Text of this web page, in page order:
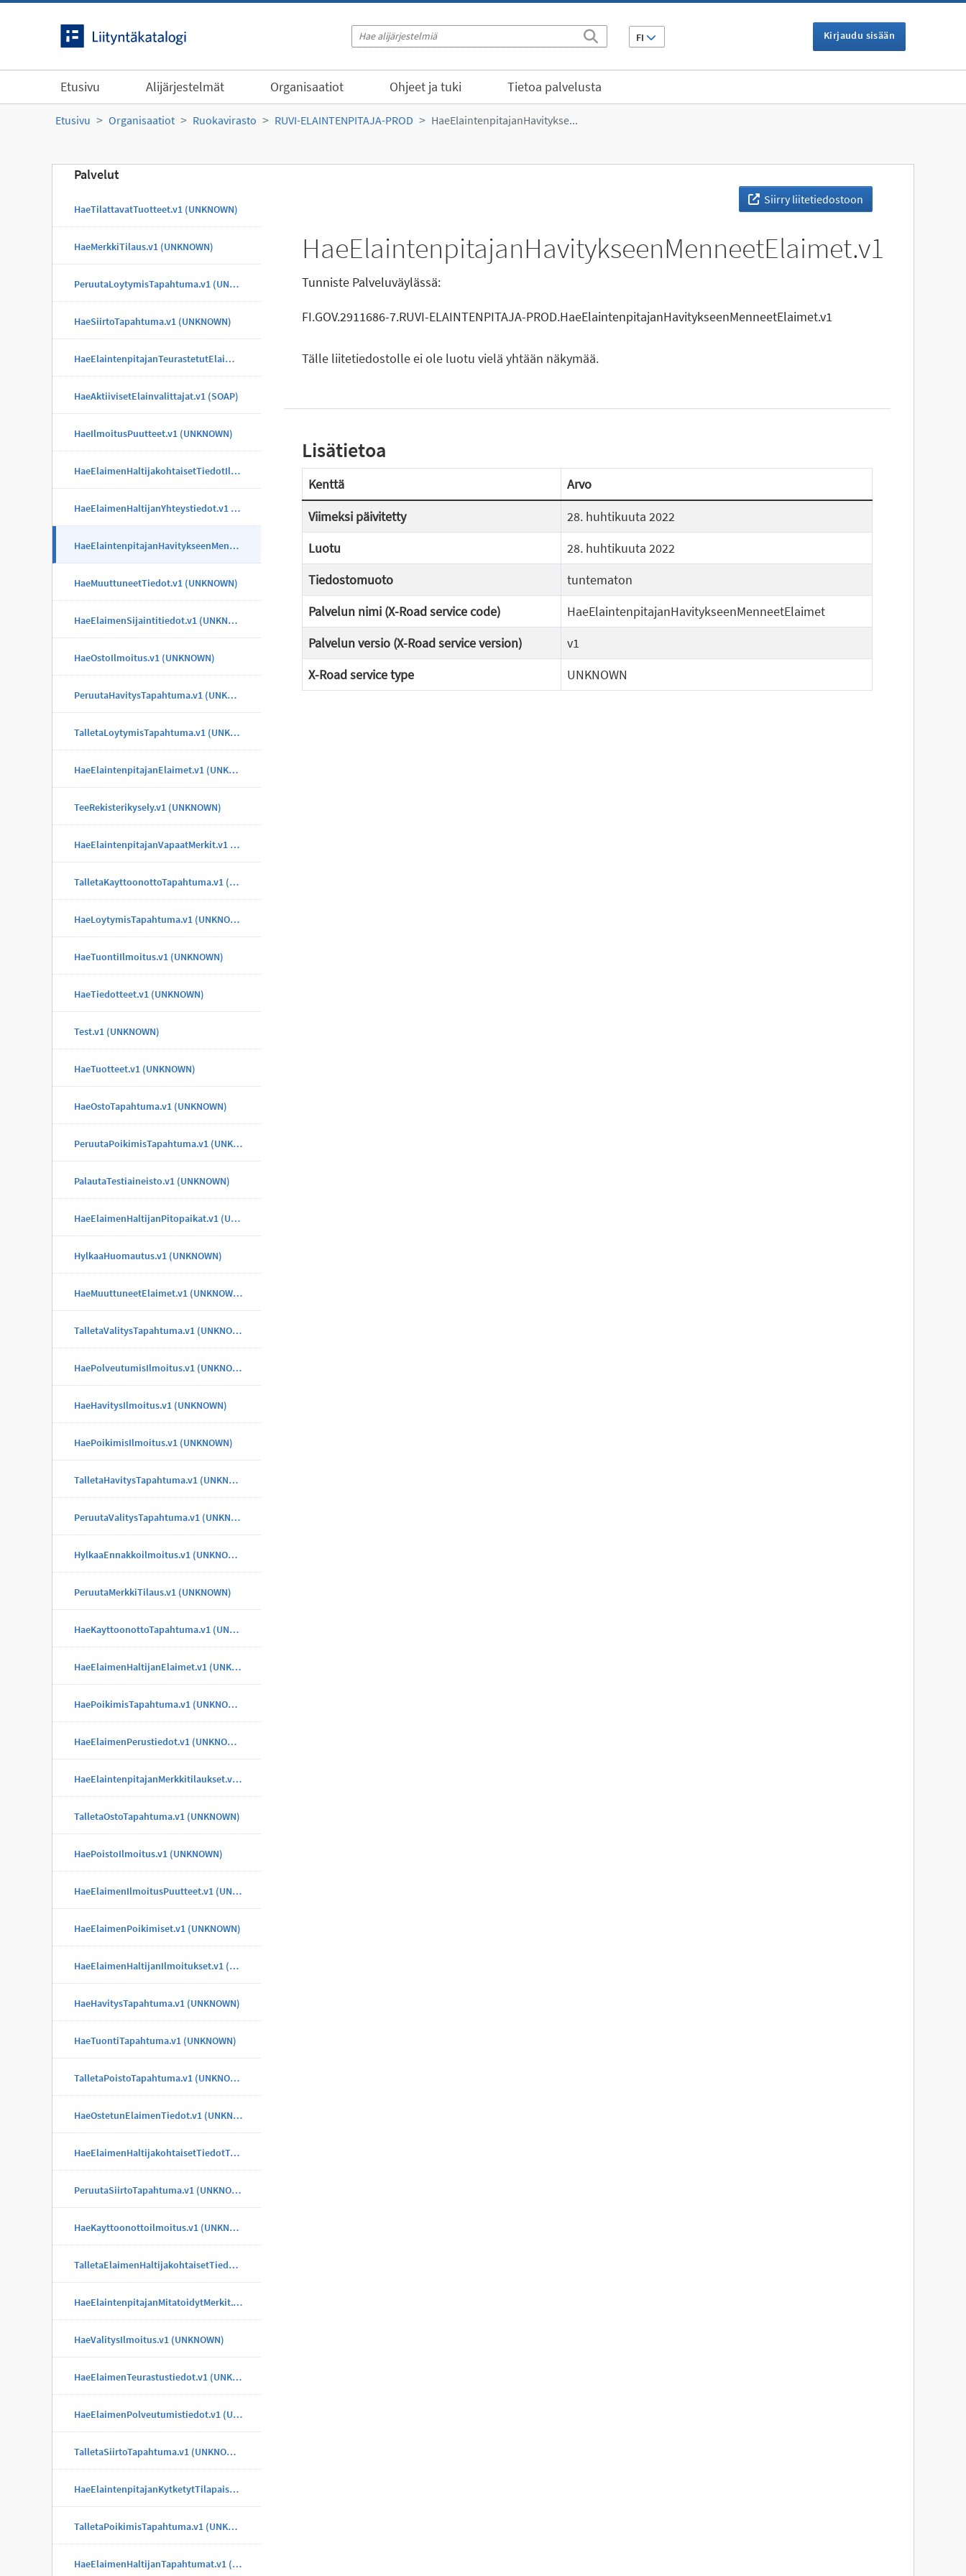
FI Kirjaudu sisään
Etusivu Alijärjestelmät Organisaatiot Ohjeet ja tuki Tietoa palvelusta
Etusivu Organisaatiot Ruokavirasto RUVI-ELAINTENPITAJA-PROD HaeElaintenpitajanHavitykse...
Palvelut
HaeTilattavatTuotteet.v1 (UNKNOWN)
HaeMerkkiTilaus.v1 (UNKNOWN)
PeruutaLoytymisTapahtuma.v1 (UNKNOWN)
HaeSiirtoTapahtuma.v1 (UNKNOWN)
HaeElaintenpitajanTeurastetutElaimet.v1 (UNKNOWN)
HaeAktiivisetElainvalittajat.v1 (SOAP)
HaeIlmoitusPuutteet.v1 (UNKNOWN)
HaeElaimenHaltijakohtaisetTiedotIlmoitus.v1 (UNKNOWN)
HaeElaimenHaltijanYhteystiedot.v1 (UNKNOWN)
HaeElaintenpitajanHavitykseenMenneetElaimet.v1 (UNKNOWN)
HaeMuuttuneetTiedot.v1 (UNKNOWN)
HaeElaimenSijaintitiedot.v1 (UNKNOWN)
HaeOstoIlmoitus.v1 (UNKNOWN)
PeruutaHavitysTapahtuma.v1 (UNKNOWN)
TalletaLoytymisTapahtuma.v1 (UNKNOWN)
HaeElaintenpitajanElaimet.v1 (UNKNOWN)
TeeRekisterikysely.v1 (UNKNOWN)
HaeElaintenpitajanVapaatMerkit.v1 (UNKNOWN)
TalletaKayttoonottoTapahtuma.v1 (UNKNOWN)
HaeLoytymisTapahtuma.v1 (UNKNOWN)
HaeTuontiIlmoitus.v1 (UNKNOWN)
HaeTiedotteet.v1 (UNKNOWN)
Test.v1 (UNKNOWN)
HaeTuotteet.v1 (UNKNOWN)
HaeOstoTapahtuma.v1 (UNKNOWN)
PeruutaPoikimisTapahtuma.v1 (UNKNOWN)
PalautaTestiaineisto.v1 (UNKNOWN)
HaeElaimenHaltijanPitopaikat.v1 (UNKNOWN)
HylkaaHuomautus.v1 (UNKNOWN)
HaeMuuttuneetElaimet.v1 (UNKNOWN)
TalletaValitysTapahtuma.v1 (UNKNOWN)
HaePolveutumisIlmoitus.v1 (UNKNOWN)
HaeHavitysIlmoitus.v1 (UNKNOWN)
HaePoikimisIlmoitus.v1 (UNKNOWN)
TalletaHavitysTapahtuma.v1 (UNKNOWN)
PeruutaValitysTapahtuma.v1 (UNKNOWN)
HylkaaEnnakkoilmoitus.v1 (UNKNOWN)
PeruutaMerkkiTilaus.v1 (UNKNOWN)
HaeKayttoonottoTapahtuma.v1 (UNKNOWN)
HaeElaimenHaltijanElaimet.v1 (UNKNOWN)
HaePoikimisTapahtuma.v1 (UNKNOWN)
HaeElaimenPerustiedot.v1 (UNKNOWN)
HaeElaintenpitajanMerkkitilaukset.v1 (UNKNOWN)
TalletaOstoTapahtuma.v1 (UNKNOWN)
HaePoistoIlmoitus.v1 (UNKNOWN)
HaeElaimenIlmoitusPuutteet.v1 (UNKNOWN)
HaeElaimenPoikimiset.v1 (UNKNOWN)
HaeElaimenHaltijanIlmoitukset.v1 (UNKNOWN)
HaeHavitysTapahtuma.v1 (UNKNOWN)
HaeTuontiTapahtuma.v1 (UNKNOWN)
TalletaPoistoTapahtuma.v1 (UNKNOWN)
HaeOstetunElaimenTiedot.v1 (UNKNOWN)
HaeElaimenHaltijakohtaisetTiedotTapahtuma.v1 (UNKNOWN)
PeruutaSiirtoTapahtuma.v1 (UNKNOWN)
HaeKayttoonottoilmoitus.v1 (UNKNOWN)
TalletaElaimenHaltijakohtaisetTiedotTapahtuma.v1 (UNKNOWN)
HaeElaintenpitajanMitatoidytMerkit.v1 (UNKNOWN)
HaeValitysIlmoitus.v1 (UNKNOWN)
HaeElaimenTeurastustiedot.v1 (UNKNOWN)
HaeElaimenPolveutumistiedot.v1 (UNKNOWN)
TalletaSiirtoTapahtuma.v1 (UNKNOWN)
HaeElaintenpitajanKytketytTilapaisMerkit.v1 (UNKNOWN)
TalletaPoikimisTapahtuma.v1 (UNKNOWN)
HaeElaimenHaltijanTapahtumat.v1 (UNKNOWN)
Siirry liitetiedostoon
HaeElaintenpitajanHavitykseenMenneetElaimet.v1
Tunniste Palveluväylässä:
FI.GOV.2911686-7.RUVI-ELAINTENPITAJA-PROD.HaeElaintenpitajanHavitykseenMenneetElaimet.v1
Tälle liitetiedostolle ei ole luotu vielä yhtään näkymää.
Lisätietoa
Kenttä
Arvo
Viimeksi päivitetty
28. huhtikuuta 2022
Luotu
28. huhtikuuta 2022
Tiedostomuoto
tuntematon
Palvelun nimi (X-Road service code)
HaeElaintenpitajanHavitykseenMenneetElaimet
Palvelun versio (X-Road service version)
v1
X-Road service type
UNKNOWN